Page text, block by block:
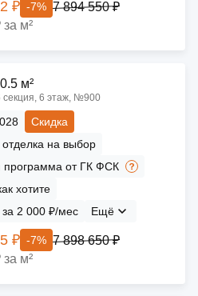
₽ -7% 7 894 550 ₽
м²
м²
секция, 6 этаж, №900
Скидка
отделка на выбор
программа от ГК ФСК
хотите
за 2 000 ₽/мес
Ещё
₽ -7% 7 898 650 ₽
м²